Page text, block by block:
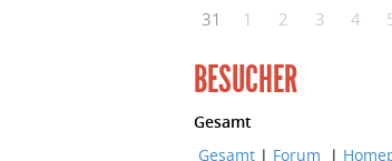
31
1 2 3 4
BESUCHER
Gesamt
Gesamt | Forum |